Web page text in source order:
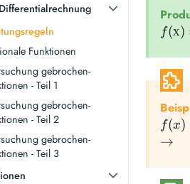
Funktionen
gebrochen-
- Teil 1
gebrochen-
- Teil 2
gebrochen-
- Teil 3
\quad
h’(x)
f(х)
f(x)
=
f(x)
→